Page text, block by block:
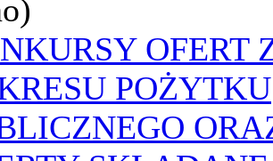
OFERT
POŻYTKU